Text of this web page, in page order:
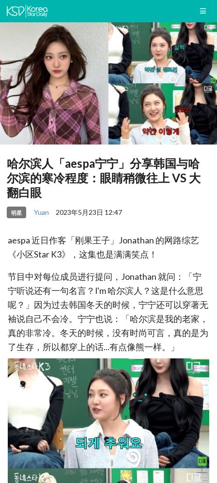
哈尔滨人「aespa宁宁」分享韩国与哈
尔滨的寒冷程度：眼睛稍微往上 VS 大
翻白眼
明星 Yuan 2023年5月23日 12:47
aespa 近日作客「刚果王子」Jonathan 的网路综艺
《小区Star K3》，这集也是满满笑点！
节目中对每位成员进行提问，Jonathan 就问：「宁
宁听说还有一句名言？I'm 哈尔滨人？这是什么意思
呢？」因为过去韩国冬天的时候，宁宁还可以穿著无
袖说自己不会冷。宁宁也说：「哈尔滨是我的老家，
真的非常冷。冬天的时候，没有时尚可言，真的是为
了生存，所以都穿上的话...有点像熊一样。」